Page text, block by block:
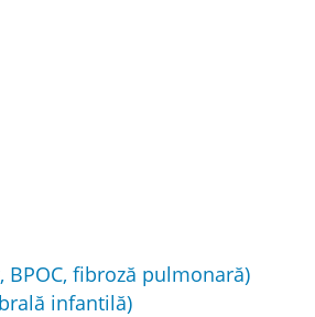
fibroză pulmonară)
infantilă)